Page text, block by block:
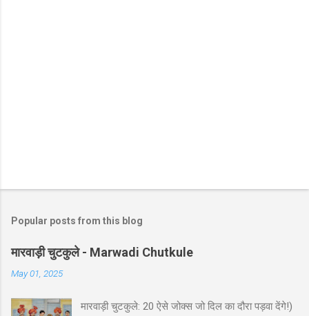
Popular posts from this blog
मारवाड़ी चुटकुले - Marwadi Chutkule
May 01, 2025
मारवाड़ी चुटकुले: 20 ऐसे जोक्स जो दिल का दौरा पड़वा देंगे!)